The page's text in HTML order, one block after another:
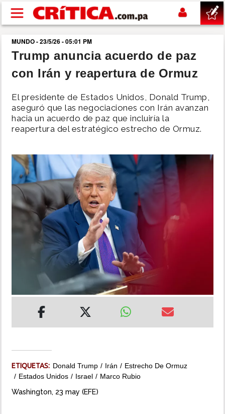
Pasar al contenido principal
buscar
SUCESOS
NACIONAL
POLÍTICA
SHOW
DEPORTES
MUNDO
INSÓLITAS
MULTIMEDIA
MUNDO - 23/5/26 - 05:01 PM
Trump anuncia acuerdo de paz
con Irán y reapertura de Ormuz
El presidente de Estados Unidos, Donald Trump,
aseguró que las negociaciones con Irán avanzan
hacia un acuerdo de paz que incluiría la
reapertura del estratégico estrecho de Ormuz.
ETIQUETAS: Donald Trump Irán
Estrecho De Ormuz
Estados Unidos
Israel Marco Rubio
Washington, 23 may (EFE)